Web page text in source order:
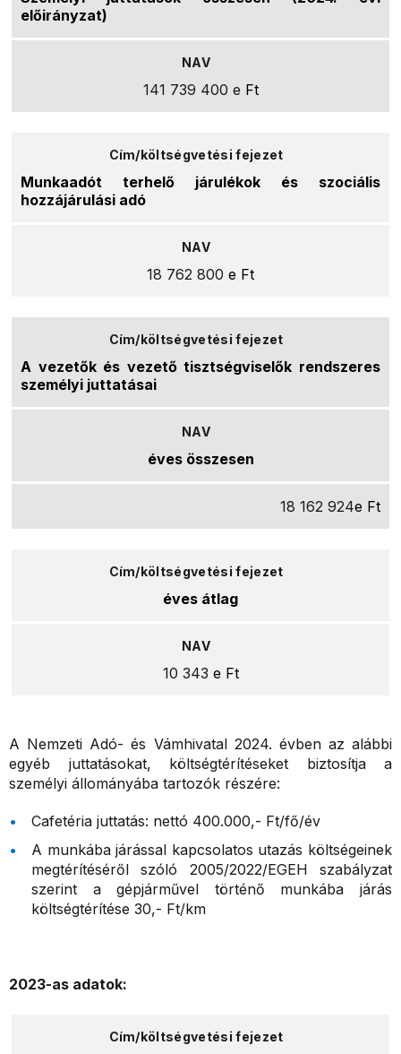
előirányzat)
141 739 400 e Ft
Munkaadót terhelő járulékok és szociális
hozzájárulási adó
18 762 800 e Ft
A vezetők és vezető tisztségviselők rendszeres
személyi juttatásai
éves összesen
18 162 924e Ft
éves átlag
10 343 e Ft
A Nemzeti Adó- és Vámhivatal 2024. évben az alábbi
egyéb juttatásokat, költségtérítéseket biztosítja a
személyi állományába tartozók részére:
Cafetéria juttatás: nettó 400.000,- Ft/fő/év
A munkába járással kapcsolatos utazás költségeinek
megtérítéséről szóló 2005/2022/EGEH szabályzat
szerint a gépjárművel történő munkába járás
költségtérítése 30,- Ft/km
2023-as adatok: